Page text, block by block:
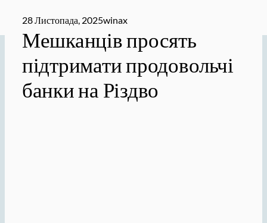
28 Листопада, 2025winax
Мешканців просять
підтримати продовольчі
банки на Різдво